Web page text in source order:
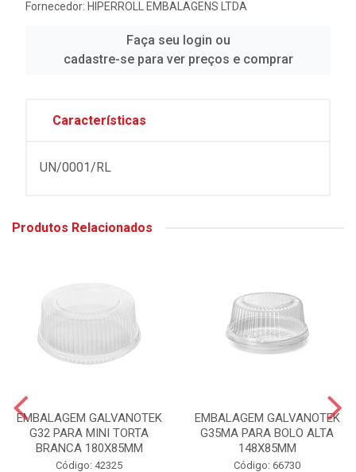
Fornecedor: HIPERROLL EMBALAGENS LTDA
Faça seu login ou
cadastre-se para ver preços e comprar
Características
UN/0001/RL
Produtos Relacionados
EMBALAGEM GALVANOTEK
G32 PARA MINI TORTA
BRANCA 180X85MM
Código: 42325
EMBALAGEM GALVANOTEK
G35MA PARA BOLO ALTA
148X85MM
Código: 66730